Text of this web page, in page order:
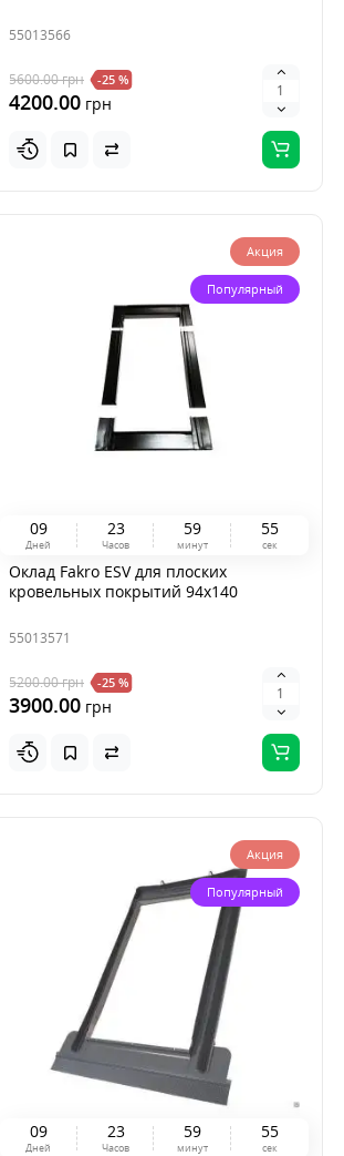
55013566
5600.00грн -25 %
4200.00 грн
Акция
Популярный
09
Дней
23
Часов
59
минут
54
сек
Оклад Fakro ESV для плоских
кровельных покрытий 94x140
55013571
5200.00грн -25 %
3900.00 грн
Акция
Популярный
09
Дней
23
Часов
59
минут
54
сек